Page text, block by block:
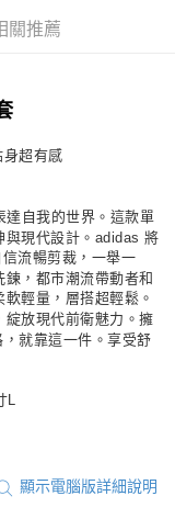
關推薦
身超有感
自我的世界。這款單
與現代設計。adidas 將
流暢剪裁，一舉一
，都市潮流帶動者和
輕量，層搭超輕鬆。
放現代前衛魅力。擁
就靠這一件。享受舒
顯示電腦版詳細說明